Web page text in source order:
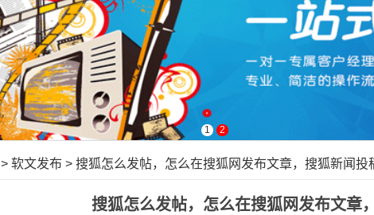
1 2
> 软文发布 > 搜狐怎么发帖，怎么在搜狐网发布文章，搜狐新闻投
搜狐怎么发帖，怎么在搜狐网发布文章